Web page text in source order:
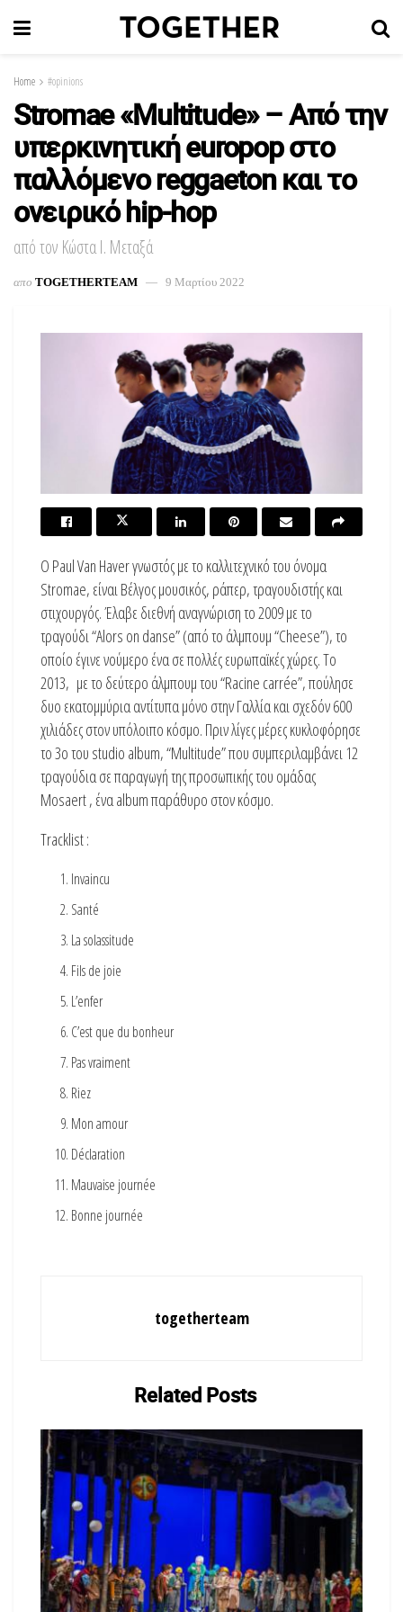
Home #opinions
Stromae «Multitude» – Από την
υπερκινητική europop στο
παλλόμενο reggaeton και το
ονειρικό hip-hop
από τον Κώστα Ι. Μεταξά
απο TOGETHERTEAM 9 Μαρτίου 2022
Ο Paul Van Haver γνωστός με το καλλιτεχνικό του όνομα
Stromae, είναι Βέλγος μουσικός, ράπερ, τραγουδιστής και
στιχουργός. Έλαβε διεθνή αναγνώριση το 2009 με το
τραγούδι “Alors on danse” (από το άλμπουμ “Cheese”), το
οποίο έγινε νούμερο ένα σε πολλές ευρωπαϊκές χώρες. Το
2013, με το δεύτερο άλμπουμ του “Racine carrée”, πούλησε
δυο εκατομμύρια αντίτυπα μόνο στην Γαλλία και σχεδόν 600
χιλιάδες στον υπόλοιπο κόσμο. Πριν λίγες μέρες κυκλοφόρησε
το 3ο του studio album, “Multitude” που συμπεριλαμβάνει 12
τραγούδια σε παραγωγή της προσωπικής του ομάδας
Mosaert , ένα album παράθυρο στον κόσμο.
Tracklist :
Invaincu
Santé
La solassitude
Fils de joie
L’enfer
C’est que du bonheur
Pas vraiment
Riez
Mon amour
Déclaration
Mauvaise journée
Bonne journée
togetherteam
RelatedPosts